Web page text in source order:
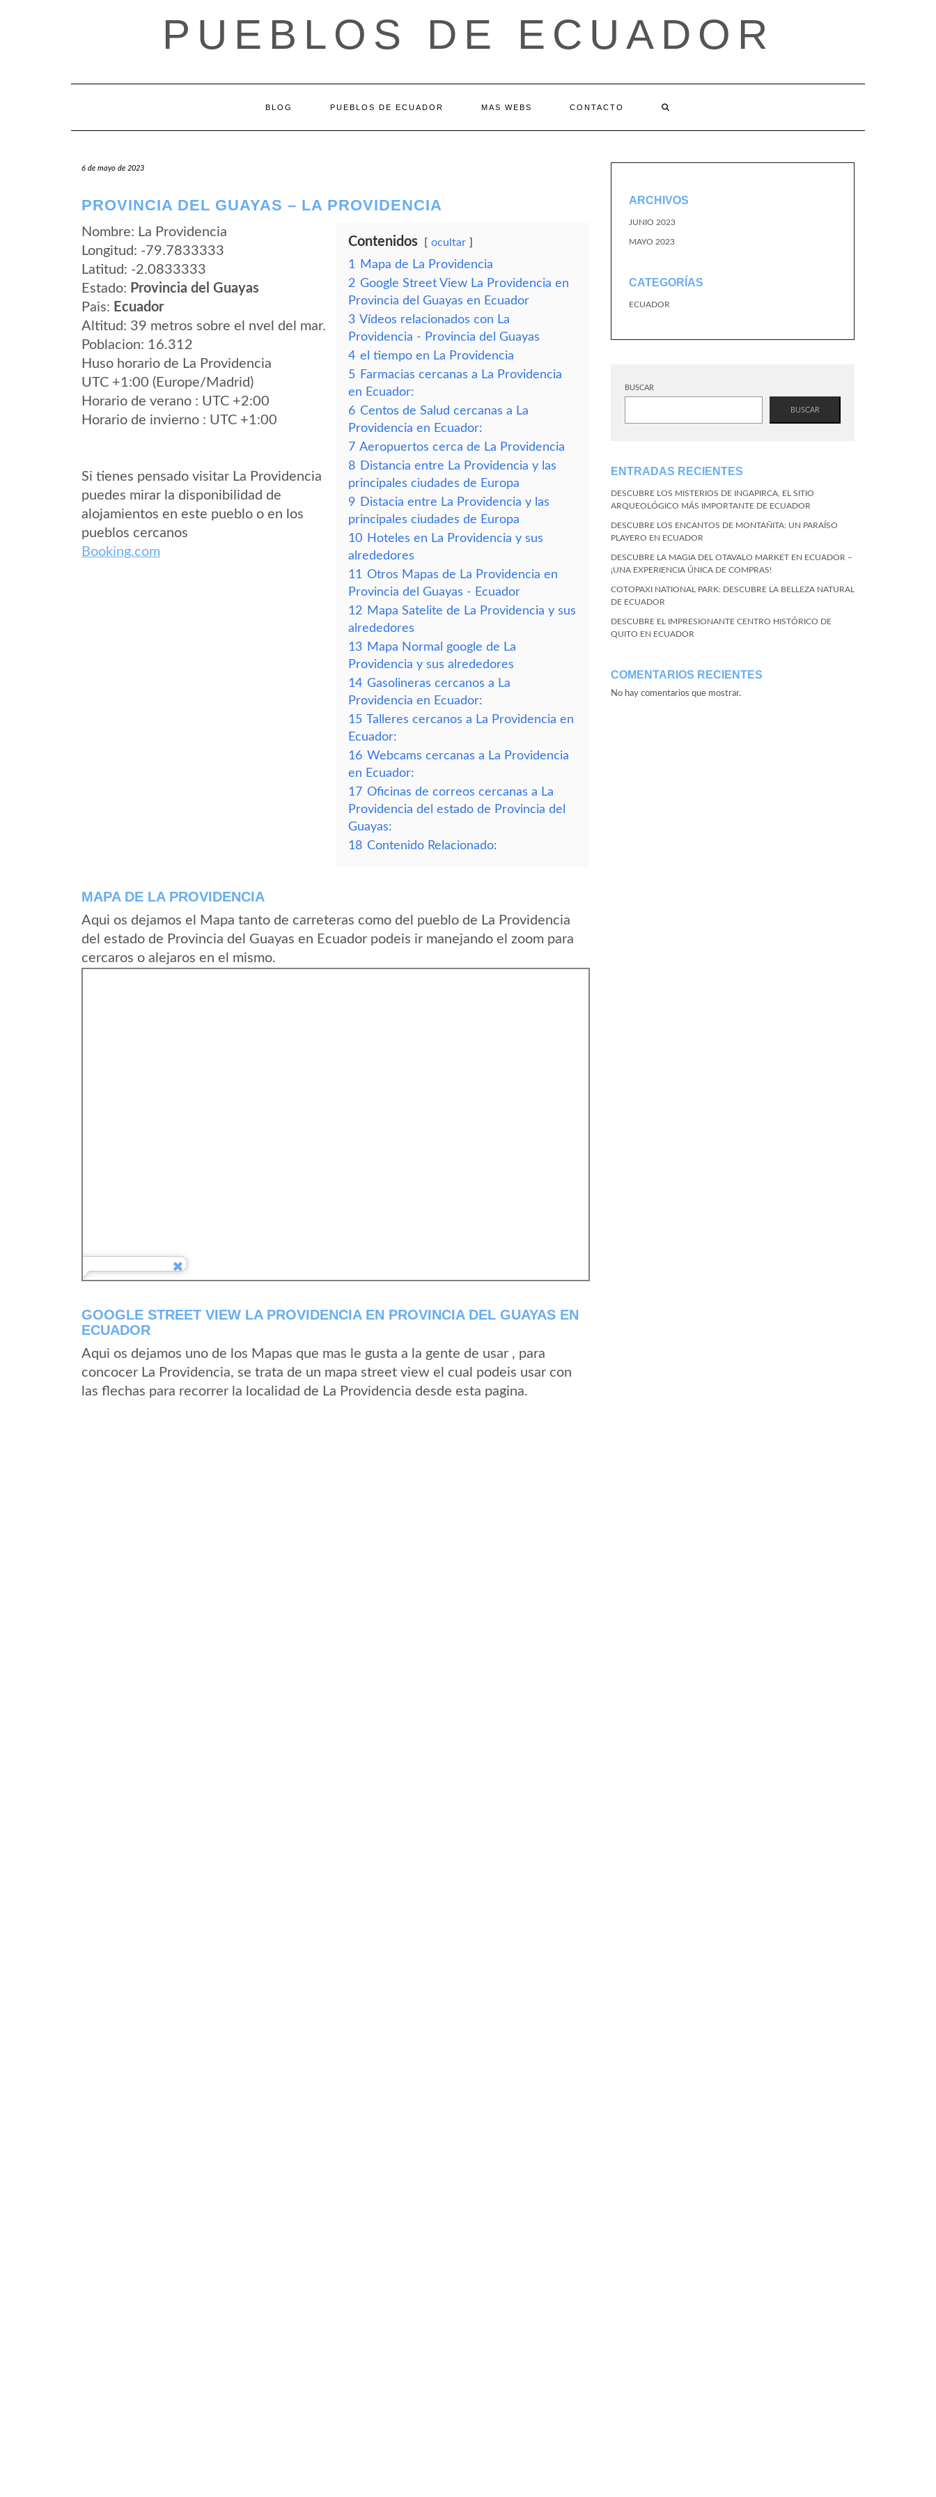
PUEBLOS DE ECUADOR
BLOG PUEBLOS DE ECUADOR MAS WEBS CONTACTO
6 de mayo de 2023
PROVINCIA DEL GUAYAS – LA PROVIDENCIA
Nombre: La Providencia
Longitud: -79.7833333
Latitud: -2.0833333
Estado: Provincia del Guayas
Pais: Ecuador
Altitud: 39 metros sobre el nvel del mar.
Poblacion: 16.312
Huso horario de La Providencia
UTC +1:00 (Europe/Madrid)
Horario de verano : UTC +2:00
Horario de invierno : UTC +1:00
Si tienes pensado visitar La Providencia
puedes mirar la disponibilidad de
alojamientos en este pueblo o en los
pueblos cercanos
Booking.com
Contenidos ocultar
1
Mapa de La Providencia
2 Google Street View La Providencia en
Provincia del Guayas en Ecuador
3 Vídeos relacionados con La
Providencia - Provincia del Guayas
4 el tiempo en La Providencia
5 Farmacias cercanas a La Providencia
en Ecuador:
6 Centos de Salud cercanas a La
Providencia en Ecuador:
7 Aeropuertos cerca de La Providencia
8 Distancia entre La Providencia y las
principales ciudades de Europa
9 Distacia entre La Providencia y las
principales ciudades de Europa
10 Hoteles en La Providencia y sus
alrededores
11 Otros Mapas de La Providencia en
Provincia del Guayas - Ecuador
12 Mapa Satelite de La Providencia y sus
alrededores
13 Mapa Normal google de La
Providencia y sus alrededores
14 Gasolineras cercanos a La
Providencia en Ecuador:
15 Talleres cercanos a La Providencia en
Ecuador:
16 Webcams cercanas a La Providencia
en Ecuador:
17 Oficinas de correos cercanas a La
Providencia del estado de Provincia del
Guayas:
18 Contenido Relacionado:
MAPA DE LA PROVIDENCIA
Aqui os dejamos el Mapa tanto de carreteras como del pueblo de La Providencia
del estado de Provincia del Guayas en Ecuador podeis ir manejando el zoom para
cercaros o alejaros en el mismo.
GOOGLE STREET VIEW LA PROVIDENCIA EN PROVINCIA DEL GUAYAS EN
ECUADOR
Aqui os dejamos uno de los Mapas que mas le gusta a la gente de usar , para
concocer La Providencia, se trata de un mapa street view el cual podeis usar con
las flechas para recorrer la localidad de La Providencia desde esta pagina.
ARCHIVOS
JUNIO 2023
MAYO 2023
CATEGORÍAS
ECUADOR
BUSCAR
BUSCAR
ENTRADAS RECIENTES
DESCUBRE LOS MISTERIOS DE INGAPIRCA, EL SITIO
ARQUEOLÓGICO MÁS IMPORTANTE DE ECUADOR
DESCUBRE LOS ENCANTOS DE MONTAÑITA: UN PARAÍSO
PLAYERO EN ECUADOR
DESCUBRE LA MAGIA DEL OTAVALO MARKET EN ECUADOR –
¡UNA EXPERIENCIA ÚNICA DE COMPRAS!
COTOPAXI NATIONAL PARK: DESCUBRE LA BELLEZA NATURAL
DE ECUADOR
DESCUBRE EL IMPRESIONANTE CENTRO HISTÓRICO DE
QUITO EN ECUADOR
COMENTARIOS RECIENTES
No hay comentarios que mostrar.